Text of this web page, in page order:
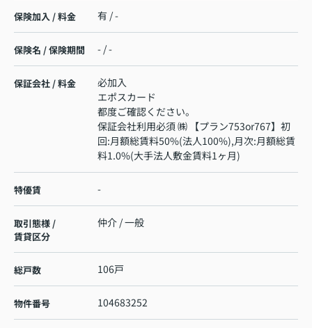
保険加入 / 料金 有 / -
保険名 / 保険期間 - / -
保証会社 / 料金
必加入
エポスカード
都度ご確認ください。
保証会社利用必須 ㈱ 【プラン753or767】初
回:月額総賃料50%(法人100%),月次:月額総賃
料1.0%(大手法人敷金賃料1ヶ月)
特優賃 -
取引態様 /
賃貸区分
仲介 / 一般
総戸数 106戸
物件番号 104683252